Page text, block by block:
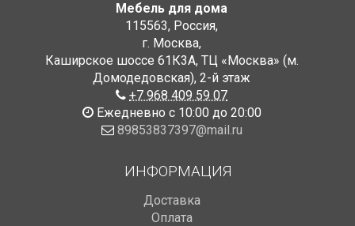
Мебель для дома
115563, Россия,
г. Москва,
Каширское шоссе 61К3А, ТЦ «Москва» (м.
Домодедовская), 2-й этаж
+7 968 409 59 07
Ежедневно с 10:00 до 20:00
89853837397@mail.ru
ИНФОРМАЦИЯ
Доставка
Оплата